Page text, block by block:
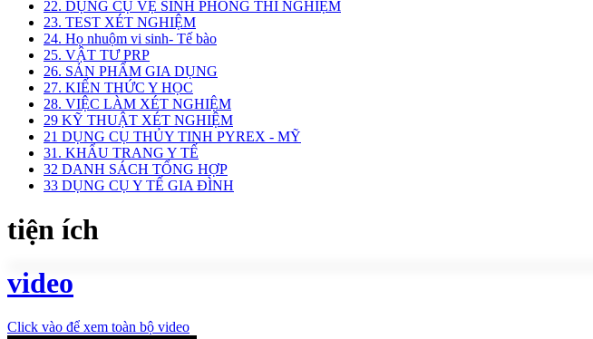
22. DỤNG CỤ VỆ SINH PHÒNG THÍ NGHIỆM
23. TEST XÉT NGHIỆM
24. Họ nhuộm vi sinh- Tế bào
25. VẬT TƯ PRP
26. SẢN PHẨM GIA DỤNG
27. KIẾN THỨC Y HỌC
28. VIỆC LÀM XÉT NGHIỆM
29 KỸ THUẬT XÉT NGHIỆM
21 DỤNG CỤ THỦY TINH PYREX - MỸ
31. KHẨU TRANG Y TẾ
32 DANH SÁCH TỔNG HỢP
33 DỤNG CỤ Y TẾ GIA ĐÌNH
tiện ích
video
Click vào để xem toàn bộ video